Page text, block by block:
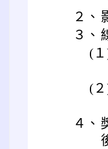
２、
３、
(
(
４、